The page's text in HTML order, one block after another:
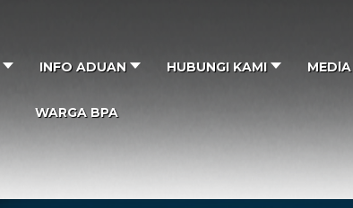
INFO ADUAN HUBUNGI KAMI MEDlA
WARGA BPA